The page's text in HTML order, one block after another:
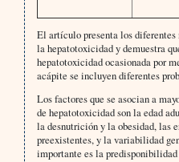
El artículo presenta los diferentes
la hepatotoxicidad y demuestra
hepatotoxicidad ocasionada por
acápite se incluyen diferentes
Los factores que se asocian a
de hepatotoxicidad son la edad
la desnutrición y la obesidad, las
preexistentes, y la variabilidad
importante es la